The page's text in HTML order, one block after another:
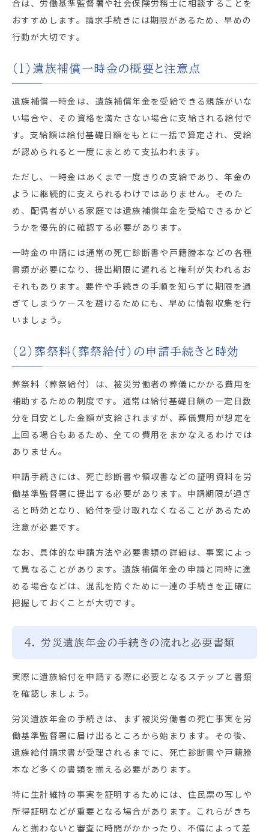
合は、労働基準監督署や社会保険労務士に相談することを
おすすめします。請求手続きには期限があるため、早めの
行動が大切です。
（1）遺族補償一時金の概要と注意点
遺族補償一時金は、遺族補償年金を受給できる親族がいな
い場合や、その資格を満たさない場合に支給される給付で
す。支給額は給付基礎日額をもとに一括で算定され、受給
が認められると一度にまとめて支払われます。
ただし、一時金はあくまで一度きりの支給であり、年金の
ように継続的に支えられるわけではありません。そのた
め、配偶者がいる家庭では遺族補償年金を受給できるかど
うかを優先的に確認する必要があります。
一時金の申請には通常の死亡診断書や戸籍謄本などの各種
書類が必要になり、提出期限に遅れると権利が失われるお
それもあります。要件や手続きの手順を知らずに期限を過
ぎてしまうケースを避けるためにも、早めに情報収集を行
いましょう。
（2）葬祭料（葬祭給付）の申請手続きと時効
葬祭料（葬祭給付）は、被災労働者の葬儀にかかる費用を
補助するための制度です。通常は給付基礎日額の一定日数
分を目安とした金額が支給されますが、葬儀費用が想定を
上回る場合もあるため、全ての費用をまかなえるわけでは
ありません。
申請手続きには、死亡診断書や領収書などの証明資料を労
働基準監督署に提出する必要があります。申請期限が過ぎ
ると時効となり、給付を受け取れなくなることがあるため
注意が必要です。
なお、具体的な申請方法や必要書類の詳細は、事案によっ
て異なることがあります。遺族補償年金の申請と同時に進
める場合などは、混乱を防ぐために一連の手続きを正確に
把握しておくことが大切です。
4. 労災遺族年金の手続きの流れと必要書類
実際に遺族給付を申請する際に必要となるステップと書類
を確認しましょう。
労災遺族年金の手続きは、まず被災労働者の死亡事実を労
働基準監督署に届け出るところから始まります。その後、
遺族給付請求書が受理されるまでに、死亡診断書や戸籍謄
本など多くの書類を揃える必要があります。
特に生計維持の事実を証明するためには、住民票の写しや
所得証明などが重要となる場合があります。これらがきち
んと揃わないと審査に時間がかかったり、不備によって差